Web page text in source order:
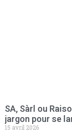
SA, Sàrl ou
jargon pour se
15 avril 2026